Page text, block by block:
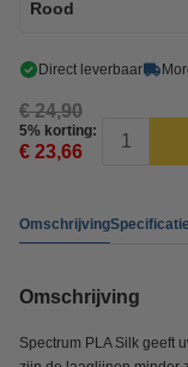
Rood
Direct leverbaar
€ 24,90
5% korting:
€ 23,66
Omschrijving
Omschrijving
Spectrum PLA Silk geeft